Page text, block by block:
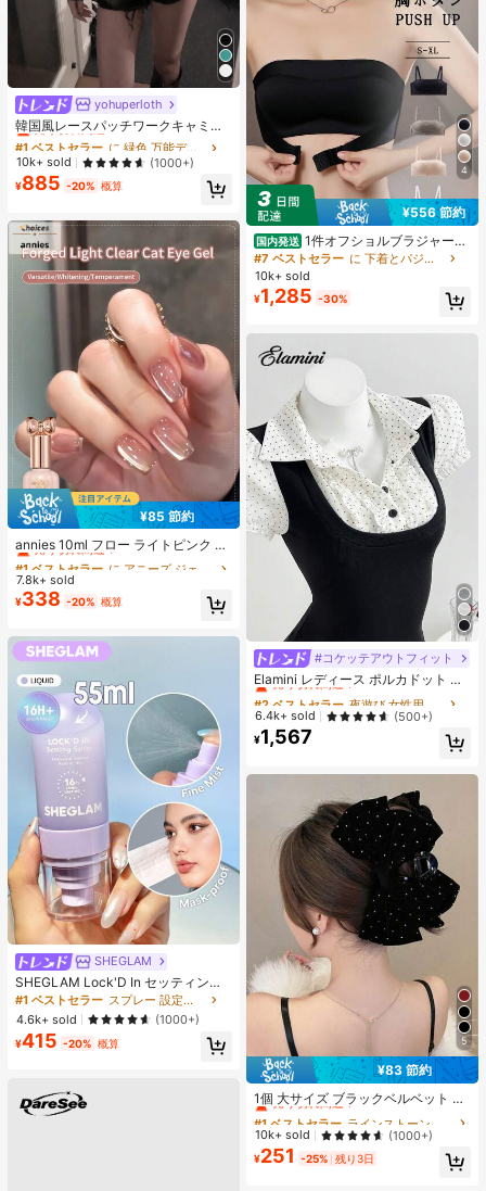
yohuperloth
韓国風レースパッチワークキャミソ
ールタンクトップ、Y2Kエステティ
ック、ストリートウェアカジュアル
サマー
#1 ベストセラー
売り切れ間近！
#1 ベストセラー
売り切れ間近！
#1 ベストセラー
売り切れ間近！
#1 ベストセラー
10k+ sold (1000+)
¥885 -20% 概算
¥85 節約
annies 10ml フロー ライトピンク キ
ャットアイ ジェルネイルポリッシュ
ウルトラシャイン UVジェル ミラー
グラス キャットマグネットジェル ワ
ニス ネイルサプライ
#1 ベストセラー
に アニーズ ジェルネイルポリッシュ
売り切れ間近！
#1 ベストセラー
売り切れ間近！
#1 ベストセラー
売り切れ間近！
#1 ベストセラー
に アニーズ ジェルネイルポリッシュ
7.8k+ sold
¥338 -20% 概算
SHEGLAM
SHEGLAM Lock'D In セッティング
スプレー 女性と女の子のためのブラ
ンドビューティーコスメメイクアッ
プ
#1 ベストセラー
スプレー 設定スプレー
4.6k+ sold
(1000+)
¥415 -20% 概算
4
¥556 節約
国内発送 1件オフショルブラジャー、
小胸用アップチューブトップ、 オフ
ショルインナー 、脇高 谷間メイク下
着、A/Bカップノンワイヤーぶらジ
ャー
#7 ベストセラー
に 下着とパジャマ
10k+ sold
¥1,285 -30%
#コケッテアウトフィット
Elamini レディース ポルカドット パ
ッチワーク レーストリム 配色 ウエ
スト ショートスリーブ トップス 夏
用
#2 ベストセラー
夜遊び 女性用ブラウス
売り切れ間近！
#2 ベストセラー
売り切れ間近！
#2 ベストセラー
売り切れ間近！
#2 ベストセラー
6.4k+ sold (500+)
¥1,567
5
¥83 節約
1個 大サイズ ブラックベルベット リ
ボン ヘアクリップ クリスタルライン
ストーン装飾付き、エレガントな二
重レイヤー フロック加工リボン レデ
ィース用
#1 ベストセラー
ラインストーン 女性のヘアアクセサリー
売り切れ間近！
#1 ベストセラー
売り切れ間近！
#1 ベストセラー
売り切れ間近！
#1 ベストセラー
10k+ sold (1000+)
¥251 -25% 残り3日